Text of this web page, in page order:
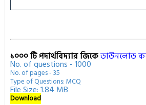
১০০০ টি পদার্থবিদ্যার জিকেডাউনলোড
No. of questions - 1000
No. of pages - 35
Type of Questions: MCQ
File Size: 1.84 MB
Download